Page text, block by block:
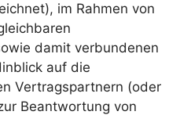
im Rahmen von
damit verbundenen
auf die
Vertragspartnern (oder
Beantwortung von